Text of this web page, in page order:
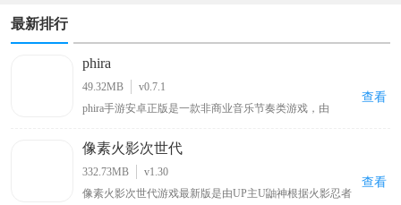
最新排行
phira
49.32MB
v0.7.1
phira手游安卓正版是一款非商业音乐节奏类游戏，由
自制音乐谱，包括网上知名度很高的零号车辆、喜之郎果
肉果冻、我要当太空人、初音未来的消失等原创歌曲关卡
都可以在这里找到，可以让玩家在玩游戏的同时也能听音
乐。
查看
像素火影次世代
332.73MB
v1.30
像素火影次世代游戏最新版是由UP主U鼬神根据火影忍者
查看